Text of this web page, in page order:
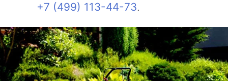
+7 (499) 113-44-73.